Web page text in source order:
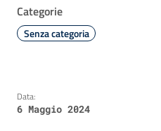
Categorie
Senza categoria
Data:
6 Maggio 2024